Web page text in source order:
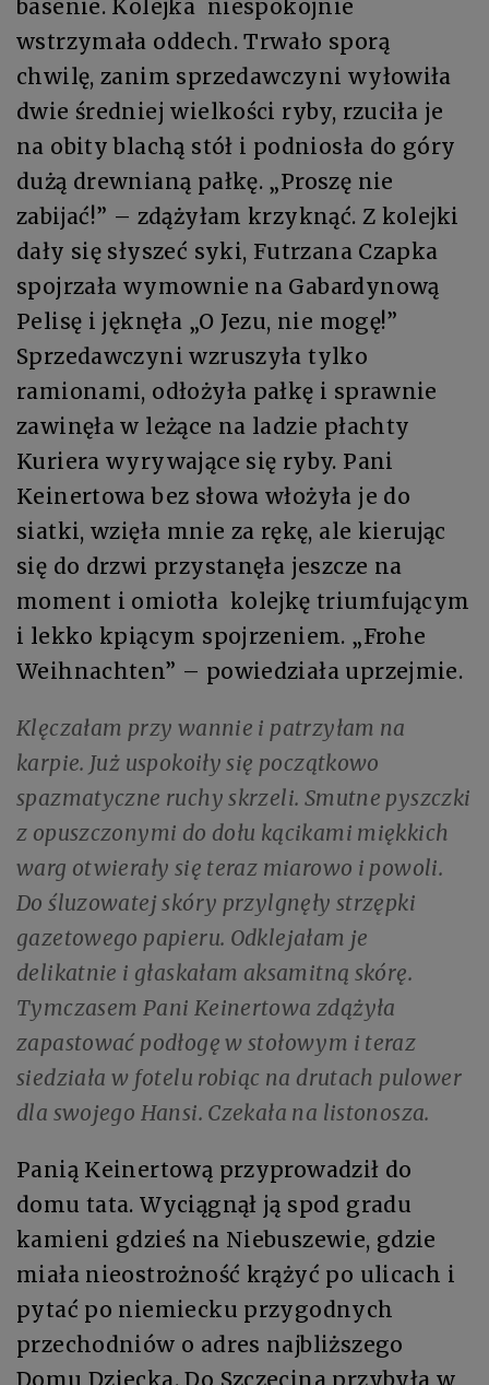
basenie. Kolejka niespokojnie
wstrzymała oddech. Trwało sporą
chwilę, zanim sprzedawczyni wyłowiła
dwie średniej wielkości ryby, rzuciła je
na obity blachą stół i podniosła do góry
dużą drewnianą pałkę. „Proszę nie
zabijać!” – zdążyłam krzyknąć. Z kolejki
dały się słyszeć syki, Futrzana Czapka
spojrzała wymownie na Gabardynową
Pelisę i jęknęła „O Jezu, nie mogę!”
Sprzedawczyni wzruszyła tylko
ramionami, odłożyła pałkę i sprawnie
zawinęła w leżące na ladzie płachty
Kuriera wyrywające się ryby. Pani
Keinertowa bez słowa włożyła je do
siatki, wzięła mnie za rękę, ale kierując
się do drzwi przystanęła jeszcze na
moment i omiotła kolejkę triumfującym
i lekko kpiącym spojrzeniem. „Frohe
Weihnachten” – powiedziała uprzejmie.
Klęczałam przy wannie i patrzyłam na
karpie. Już uspokoiły się początkowo
spazmatyczne ruchy skrzeli. Smutne pyszczki
z opuszczonymi do dołu kącikami miękkich
warg otwierały się teraz miarowo i powoli.
Do śluzowatej skóry przylgnęły strzępki
gazetowego papieru. Odklejałam je
delikatnie i głaskałam aksamitną skórę.
Tymczasem Pani Keinertowa zdążyła
zapastować podłogę w stołowym i teraz
siedziała w fotelu robiąc na drutach pulower
dla swojego Hansi. Czekała na listonosza.
Panią Keinertową przyprowadził do
domu tata. Wyciągnął ją spod gradu
kamieni gdzieś na Niebuszewie, gdzie
miała nieostrożność krążyć po ulicach i
pytać po niemiecku przygodnych
przechodniów o adres najbliższego
Domu Dziecka. Do Szczecina przybyła w